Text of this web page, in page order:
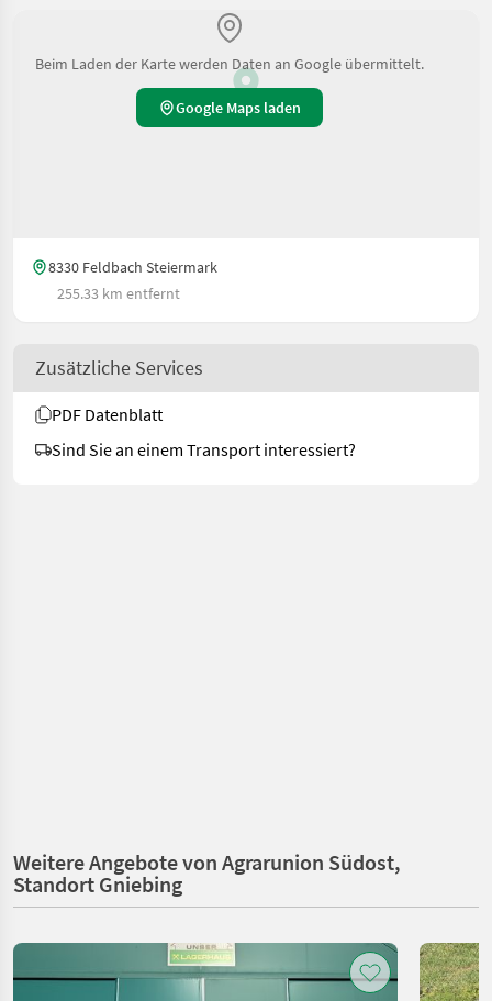
Beim Laden der Karte werden Daten an Google übermittelt.
Google Maps laden
8330 Feldbach Steiermark
255.33 km entfernt
Zusätzliche Services
PDF Datenblatt
Sind Sie an einem Transport interessiert?
Weitere Angebote von Agrarunion Südost,
Standort Gniebing